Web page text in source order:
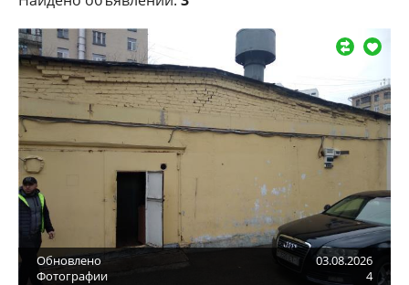
Обновлено
03.08.2026
Фотографии
4